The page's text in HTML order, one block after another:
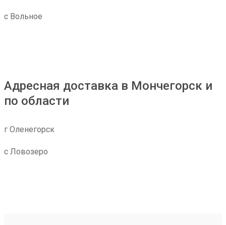
с Вольное
Адресная доставка в Мончегорск и
по области
г Оленегорск
с Ловозеро